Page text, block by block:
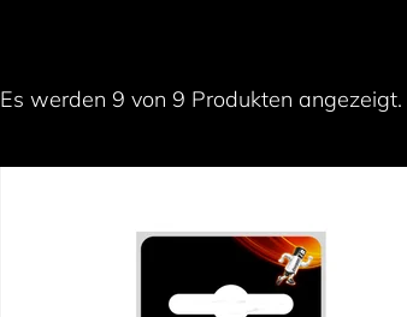
Es werden 9 von 9 Produkten angezeigt.